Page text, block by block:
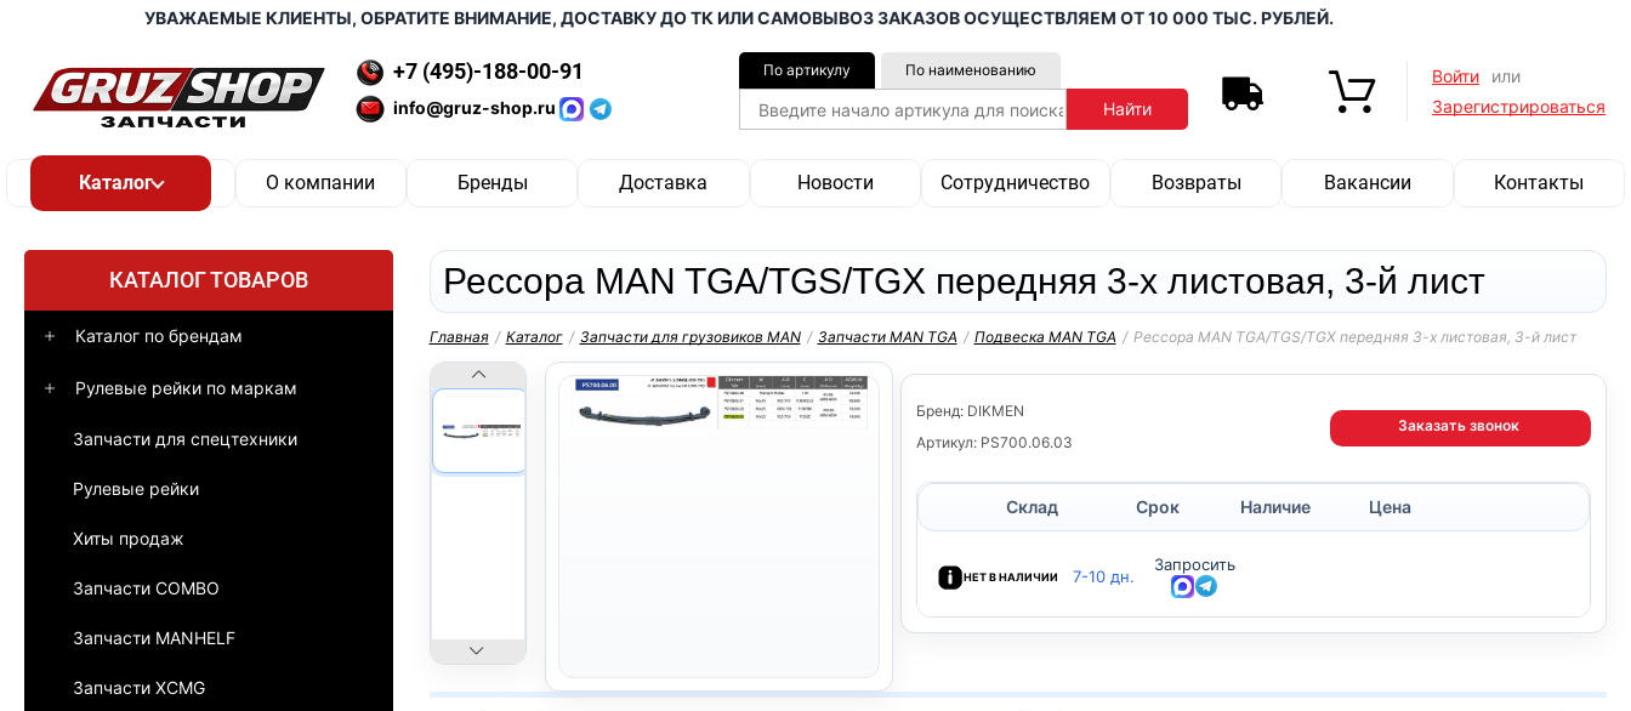
УВАЖАЕМЫЕ КЛИЕНТЫ, ОБРАТИТЕ ВНИМАНИЕ, ДОСТАВКУ ДО ТК ИЛИ САМОВЫВОЗ ЗАКАЗОВ ОСУЩЕСТВЛЯЕМ ОТ 10 000 ТЫС. РУБЛЕЙ.
+7 (495)-188-00-91
info@gruz-shop.ru
По артикулу По наименованию Войти
или
Зарегистрироваться
О компании Бренды Доставка Новости Сотрудничество Возвраты Вакансии Контакты
КАТАЛОГ ТОВАРОВ
Каталог по брендам
Рулевые рейки по маркам
Запчасти для спецтехники
Рулевые рейки
Хиты продаж
Запчасти COMBO
Запчасти MANHELF
Запчасти XCMG
Рессора MAN TGA/TGS/TGX передняя 3-х листовая, 3-й лист
Главная / Каталог / Запчасти для грузовиков MAN / Запчасти MAN TGA / Подвеска MAN TGA / Рессора MAN TGA/TGS/TGX передняя 3-х листовая, 3-й лист
Бренд: DIKMEN
Артикул: PS700.06.03
Заказать звонок
Склад Срок Наличие Цена
НЕТ В НАЛИЧИИ 7-10 дн.
Запросить